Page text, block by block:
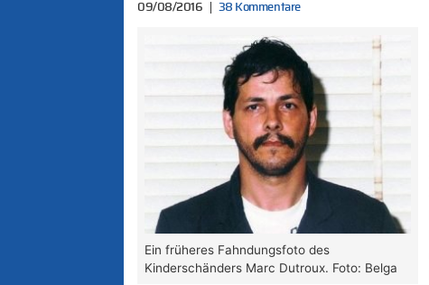
09/08/2016 38 Kommentare
Ein früheres Fahndungsfoto des
Kinderschänders Marc Dutroux. Foto: Belga